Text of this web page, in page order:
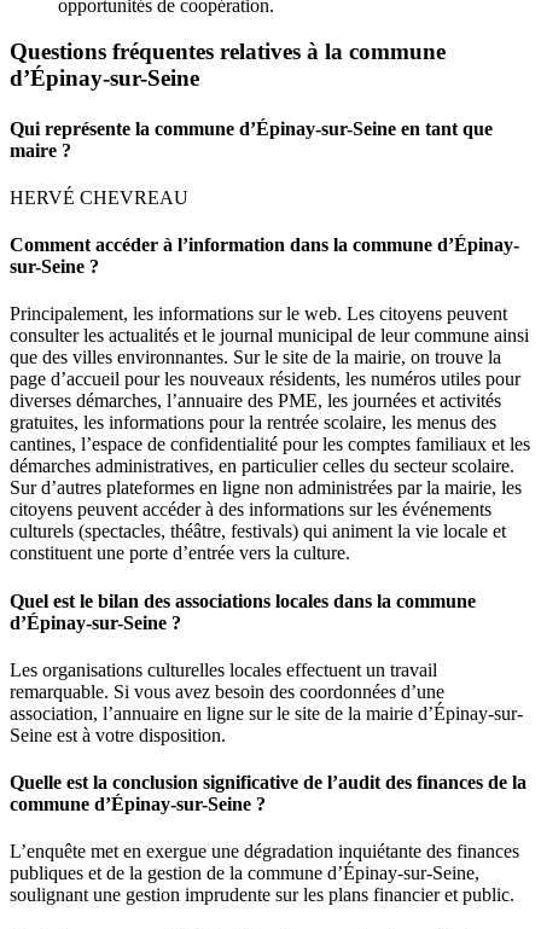
opportunités de coopération.
Questions fréquentes relatives à la commune
d’Épinay-sur-Seine
Qui représente la commune d’Épinay-sur-Seine en tant que
maire ?
HERVÉ CHEVREAU
Comment accéder à l’information dans la commune d’Épinay-
sur-Seine ?
Principalement, les informations sur le web. Les citoyens peuvent
consulter les actualités et le journal municipal de leur commune ainsi
que des villes environnantes. Sur le site de la mairie, on trouve la
page d’accueil pour les nouveaux résidents, les numéros utiles pour
diverses démarches, l’annuaire des PME, les journées et activités
gratuites, les informations pour la rentrée scolaire, les menus des
cantines, l’espace de confidentialité pour les comptes familiaux et les
démarches administratives, en particulier celles du secteur scolaire.
Sur d’autres plateformes en ligne non administrées par la mairie, les
citoyens peuvent accéder à des informations sur les événements
culturels (spectacles, théâtre, festivals) qui animent la vie locale et
constituent une porte d’entrée vers la culture.
Quel est le bilan des associations locales dans la commune
d’Épinay-sur-Seine ?
Les organisations culturelles locales effectuent un travail
remarquable. Si vous avez besoin des coordonnées d’une
association, l’annuaire en ligne sur le site de la mairie d’Épinay-sur-
Seine est à votre disposition.
Quelle est la conclusion significative de l’audit des finances de la
commune d’Épinay-sur-Seine ?
L’enquête met en exergue une dégradation inquiétante des finances
publiques et de la gestion de la commune d’Épinay-sur-Seine,
soulignant une gestion imprudente sur les plans financier et public.